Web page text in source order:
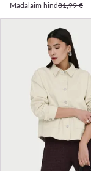
Madalaim hind81,99 €